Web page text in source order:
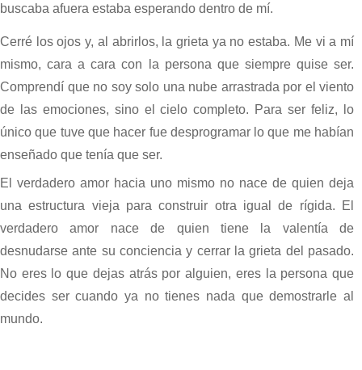
buscaba afuera estaba esperando dentro de mí.
Cerré los ojos y, al abrirlos, la grieta ya no estaba. Me vi a mí
mismo, cara a cara con la persona que siempre quise ser.
Comprendí que no soy solo una nube arrastrada por el viento
de las emociones, sino el cielo completo. Para ser feliz, lo
único que tuve que hacer fue desprogramar lo que me habían
enseñado que tenía que ser.
El verdadero amor hacia uno mismo no nace de quien deja
una estructura vieja para construir otra igual de rígida. El
verdadero amor nace de quien tiene la valentía de
desnudarse ante su conciencia y cerrar la grieta del pasado.
No eres lo que dejas atrás por alguien, eres la persona que
decides ser cuando ya no tienes nada que demostrarle al
mundo.